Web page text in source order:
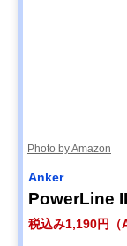
Photo by Amazon
Anker
PowerLine II
税込み1,190円（